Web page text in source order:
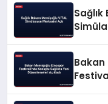
Sağlık
Bakan